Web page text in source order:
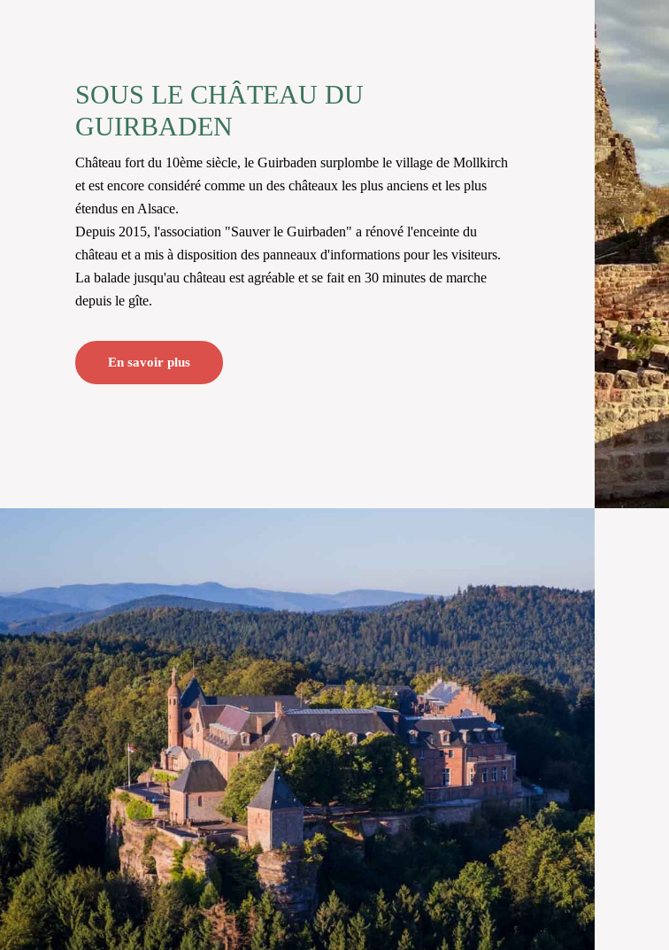
SOUS LE CHÂTEAU DU
GUIRBADEN
Château fort du 10ème siècle, le Guirbaden surplombe le village de Mollkirch
et est encore considéré comme un des châteaux les plus anciens et les plus
étendus en Alsace.
Depuis 2015, l'association "Sauver le Guirbaden" a rénové l'enceinte du
château et a mis à disposition des panneaux d'informations pour les visiteurs.
La balade jusqu'au château est agréable et se fait en 30 minutes de marche
En savoir plus